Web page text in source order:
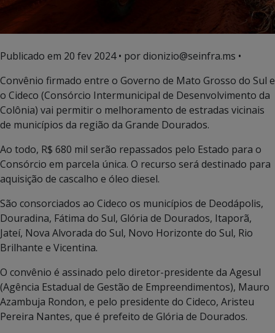
Publicado em 20 fev 2024• por dionizio@seinfra.ms •
Convênio firmado entre o Governo de Mato Grosso do Sul e
o Cideco (Consórcio Intermunicipal de Desenvolvimento da
Colônia) vai permitir o melhoramento de estradas vicinais
de municípios da região da Grande Dourados.
Ao todo, R$ 680 mil serão repassados pelo Estado para o
Consórcio em parcela única. O recurso será destinado para
aquisição de cascalho e óleo diesel.
São consorciados ao Cideco os municípios de Deodápolis,
Douradina, Fátima do Sul, Glória de Dourados, Itaporã,
Jateí, Nova Alvorada do Sul, Novo Horizonte do Sul, Rio
Brilhante e Vicentina.
O convênio é assinado pelo diretor-presidente da Agesul
(Agência Estadual de Gestão de Empreendimentos), Mauro
Azambuja Rondon, e pelo presidente do Cideco, Aristeu
Pereira Nantes, que é prefeito de Glória de Dourados.